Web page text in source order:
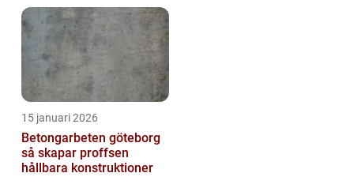
15 januari 2026
Betongarbeten göteborg
så skapar proffsen
hållbara konstruktioner